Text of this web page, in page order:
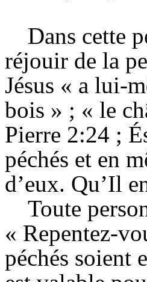
Dans cette
réjouir de la
Jésus « a lui-
bois » ; « le
Pierre 2:24 ;
péchés et en
d’eux. Qu’Il
Toute
« Repentez-
péchés soient